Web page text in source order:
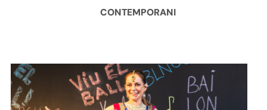
CONTEMPORANI